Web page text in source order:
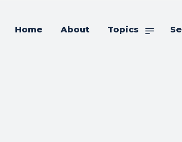
Home About Topics